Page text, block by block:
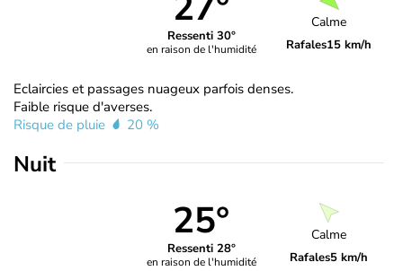
Ressenti 30°
en raison de l'humidité
Calme
Rafales15 km/h
Eclaircies et passages nuageux parfois denses.
Faible risque d'averses.
Risque de pluie
20 %
Nuit
25°
Ressenti 28°
en raison de l'humidité
Calme
Rafales5 km/h